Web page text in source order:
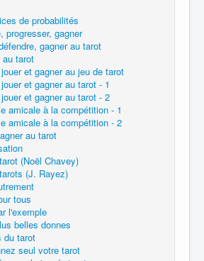
de probabilités
progresser, gagner
gagner au tarot
au tarot
et gagner au jeu de tarot
et gagner au tarot - 1
et gagner au tarot - 2
amicale à la compétition - 1
amicale à la compétition - 2
au tarot
(Noël Chavey)
(J. Rayez)
tous
l'exemple
belles donnes
du tarot
seul votre tarot